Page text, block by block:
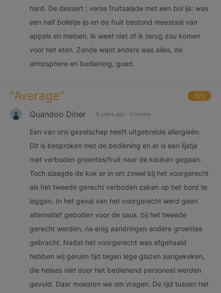
hard. De dessert ; verse fruitsalade met een bol ijs: was
een half bolletje ijs en de fruit bestond meestaal van
appels en meloen. Ik weet niet of ik terug zou komen
voor het eten. Zonde want anders was alles, de
atmosphere en bediening, goed.
"Average" 3/6
Quandoo Diner 9 years ago · 1 review
Een van ons gezelschap heeft uitgebreide allergieën.
Dit is besproken met de bediening en er is een lijstje
met verboden groentes/fruit naar de keuken gegaan.
Toch slaagde de kok er in om zowel bij het voorgerecht
als het tweede gerecht verboden zaken op het bord te
leggen. In het geval van het voorgerecht werd geen
alternatief geboden voor de saus. bij het tweede
gerecht werden, na enig aandringen andere groentes
gebracht. Nadat het voorgerecht was afgehaald
hebben wij geruim tijd tegen lege glazen aangekeken,
die helaas niet door het bedienend personeel werden
gevuld. Daar moesten we om vragen. De tijd tussen het